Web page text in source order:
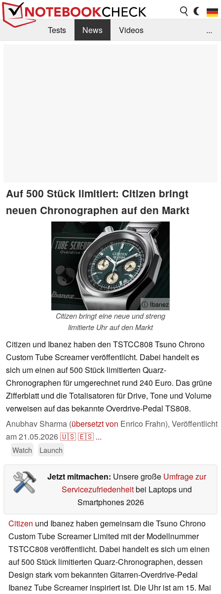
Tests News
Videos
...
Auf 500 Stück limitiert: Citizen bringt
neuen Chronographen auf den Markt
ⓘ Ibanez
Citizen bringt eine neue und streng
limitierte Uhr auf den Markt
Citizen und Ibanez haben den TSTCC808 Tsuno Chrono
Custom Tube Screamer veröffentlicht. Dabei handelt es
sich um einen auf 500 Stück limitierten Quarz-
Chronographen für umgerechnet rund 240 Euro. Das grüne
Zifferblatt und die Totalisatoren für Drive, Tone und Volume
verweisen auf das bekannte Overdrive-Pedal TS808.
Anubhav Sharma (übersetzt von Enrico Frahn), Veröffentlicht
am21.05.2026🇺🇸🇪🇸 ...
Watch Launch
Jetzt mitmachen: Unsere große Umfrage zur
Servicezufriedenheitbei Laptops und
Smartphones 2026
Citizen und Ibanez haben gemeinsam die Tsuno Chrono
Custom Tube Screamer Limited mit der Modellnummer
TSTCC808 veröffentlicht. Dabei handelt es sich um einen
auf 500 Stück limitierten Quarz-Chronographen, dessen
Design stark vom bekannten Gitarren-Overdrive-Pedal
Ibanez Tube Screamer inspiriert ist. Die Uhr ist am 15. Mai